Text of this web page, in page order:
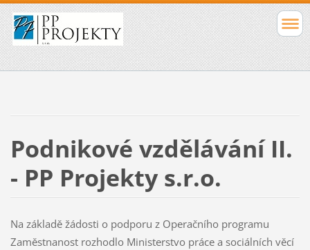
Podnikové vzdělávání II.
- PP Projekty s.r.o.
Na základě žádosti o podporu z Operačního programu
Zaměstnanost rozhodlo Ministerstvo práce a sociálních věcí